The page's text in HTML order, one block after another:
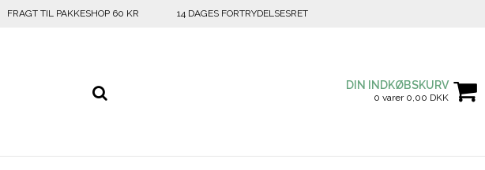
FRAGT TIL PAKKESHOP 60 KR 14 DAGES FORTRYDELSESRET
DIN INDKØBSKURV
0 varer 0,00 DKK